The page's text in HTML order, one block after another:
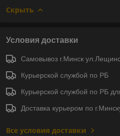
Скрыть
Условия доставки
Самовывоз г.Минск
Курьерской службой по РБ
Курьерской службой по РБ
Доставка курьером по
Все условия доставки